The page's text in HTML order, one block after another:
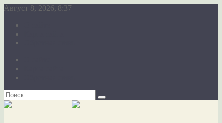
Август 8, 2026, 8:37